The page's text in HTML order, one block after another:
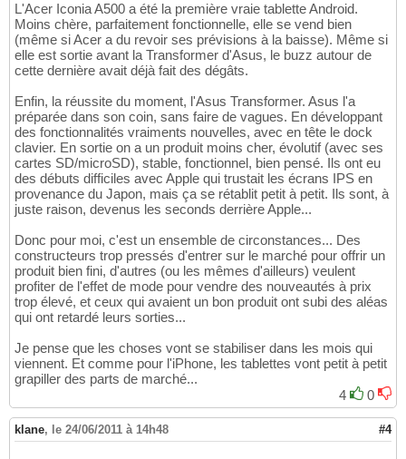
L'Acer Iconia A500 a été la première vraie tablette Android.
Moins chère, parfaitement fonctionnelle, elle se vend bien
(même si Acer a du revoir ses prévisions à la baisse). Même si
elle est sortie avant la Transformer d'Asus, le buzz autour de
cette dernière avait déjà fait des dégâts.
Enfin, la réussite du moment, l'Asus Transformer. Asus l'a
préparée dans son coin, sans faire de vagues. En développant
des fonctionnalités vraiments nouvelles, avec en tête le dock
clavier. En sortie on a un produit moins cher, évolutif (avec ses
cartes SD/microSD), stable, fonctionnel, bien pensé. Ils ont eu
des débuts difficiles avec Apple qui trustait les écrans IPS en
provenance du Japon, mais ça se rétablit petit à petit. Ils sont, à
juste raison, devenus les seconds derrière Apple...
Donc pour moi, c'est un ensemble de circonstances... Des
constructeurs trop pressés d'entrer sur le marché pour offrir un
produit bien fini, d'autres (ou les mêmes d'ailleurs) veulent
profiter de l'effet de mode pour vendre des nouveautés à prix
trop élevé, et ceux qui avaient un bon produit ont subi des aléas
qui ont retardé leurs sorties...
Je pense que les choses vont se stabiliser dans les mois qui
viennent. Et comme pour l'iPhone, les tablettes vont petit à petit
grapiller des parts de marché...
4
0
klane, le 24/06/2011 à 14h48 #4